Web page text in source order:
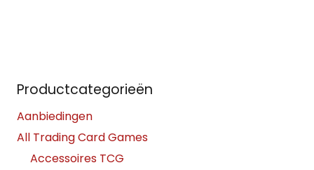
Productcategorieën
Aanbiedingen
All Trading Card Games
Accessoires TCG